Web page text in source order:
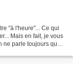
"à l'heure"... Ce qui
Mais en fait, je vous
ne parle toujours que